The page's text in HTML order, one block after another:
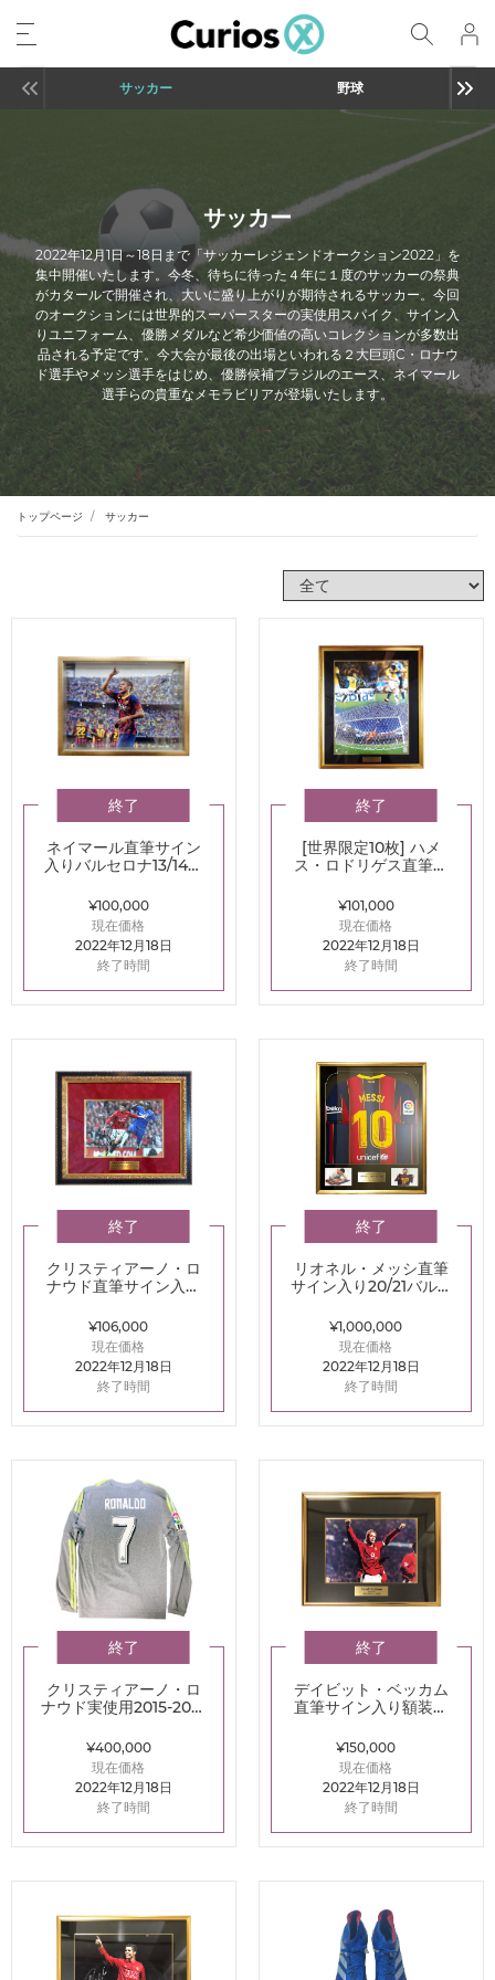
サッカー 野球
サッカー
2022年12月1日～18日まで「サッカーレジェンドオークション2022」を
集中開催いたします。今冬、待ちに待った４年に１度のサッカーの祭典
がカタールで開催され、大いに盛り上がりが期待されるサッカー。今回
のオークションには世界的スーパースターの実使用スパイク、サイン入
りユニフォーム、優勝メダルなど希少価値の高いコレクションが多数出
品される予定です。今大会が最後の出場といわれる２大巨頭C・ロナウ
ド選手やメッシ選手をはじめ、優勝候補ブラジルのエース、ネイマール
選手らの貴重なメモラビリアが登場いたします。
トップページ サッカー
終了
ネイマール直筆サイン
入りバルセロナ13/14フ
¥100,000
現在価格
2022年12月18日
終了時間
終了
[世界限定10枚] ハメ
ス・ロドリゲス直筆サ
アート
¥101,000
現在価格
2022年12月18日
終了時間
終了
クリスティアーノ・ロ
ナウド直筆サイン入り
チェスター・U
¥106,000
現在価格
2022年12月18日
終了時間
終了
リオネル・メッシ直筆
サイン入り20/21バルセ
ム額縁入り
¥1,000,000
現在価格
2022年12月18日
終了時間
終了
クリスティアーノ・ロ
ナウド実使用2015-2016
ニフォーム (Julien's)
¥400,000
現在価格
2022年12月18日
終了時間
終了
デイビット・ベッカム
直筆サイン入り額装フ
ェスター・U
¥150,000
現在価格
2022年12月18日
終了時間